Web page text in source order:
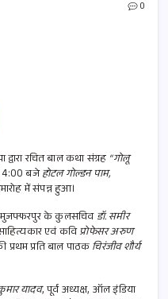
0
द्वारा रचित बाल कथा संग्रह “गोलू
4:00 बजेहोटल गोल्डन पाम,
में संपन्न हुआ।
मुजफ्फरपुर के कुलसचिवडॉ. समीर
एवं कविप्रोफेसर अरुण
प्रति बाल पाठकचिरंजीव शौर्य
यादव, पूर्व अध्यक्ष, ऑल इंडिया